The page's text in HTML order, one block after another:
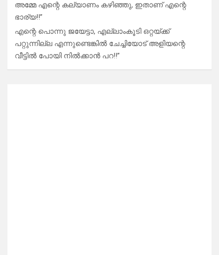
അമ്മേ എന്റെ കല്യാണം കഴിഞ്ഞു, ഇതാണ് എന്റെ
ഭാര്യ!!”
എന്റെ പൊന്നു ജയേട്ടാ, എല്ലാംകൂടി ഒറ്റയ്ക്ക്
പറ്റുന്നില്ല എന്നുണ്ടെങ്കിൽ ചേച്ചിയോട് അളിയന്റെ
വീട്ടിൽ പോയി നിൽക്കാൻ പറ!!”